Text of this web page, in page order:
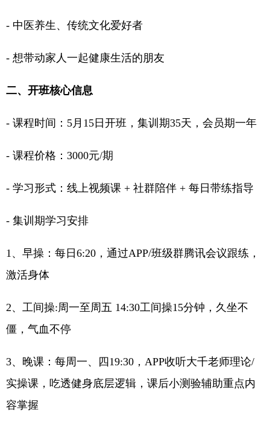
- 中医养生、传统文化爱好者
- 想带动家人一起健康生活的朋友
二、开班核心信息
- 课程时间：5月15日开班，集训期35天，会员期一年
- 课程价格：3000元/期
- 学习形式：线上视频课 + 社群陪伴 + 每日带练指导
- 集训期学习安排
1、早操：每日6:20，通过APP/班级群腾讯会议跟练，
激活身体
2、工间操:周一至周五 14:30工间操15分钟，久坐不
僵，气血不停
3、晚课：每周一、四19:30，APP收听大千老师理论/
实操课，吃透健身底层逻辑，课后小测验辅助重点内
容掌握